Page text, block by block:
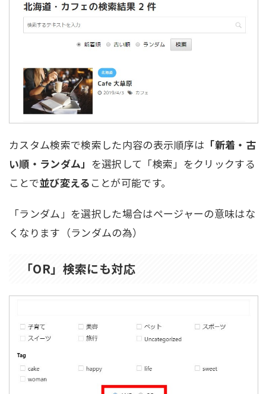
カスタム検索で検索した内容の表示順序は 「新着・古
い順・ランダム」 を選択して「検索」をクリックする
ことで並び変える ことが可能です。
「ランダム」を選択した場合はページャーの意味はな
くなります（ランダムの為）
「OR」検索にも対応